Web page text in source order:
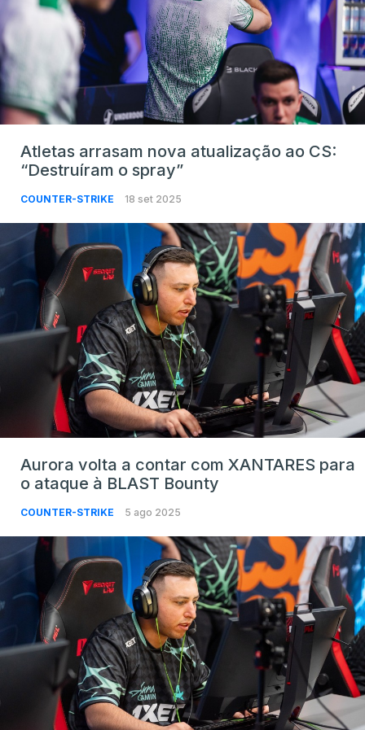
Atletas arrasam nova atualização ao CS:
“Destruíram o spray”
COUNTER-STRIKE 18 set 2025
Aurora volta a contar com XANTARES para
o ataque à BLAST Bounty
COUNTER-STRIKE 5 ago 2025